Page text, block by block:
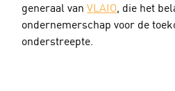
generaal van VLAIO, die het
ondernemerschap voor de
onderstreepte.